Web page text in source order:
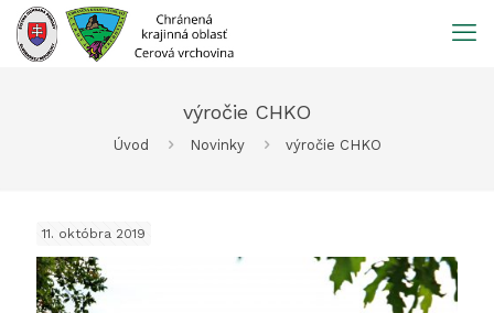
Prejsť
obsah
výročie CHKO
Úvod Novinky výročie CHKO
11. októbra 2019